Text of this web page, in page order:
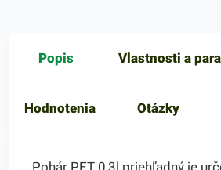
Popis Vlastnosti a
Hodnotenia Otázky